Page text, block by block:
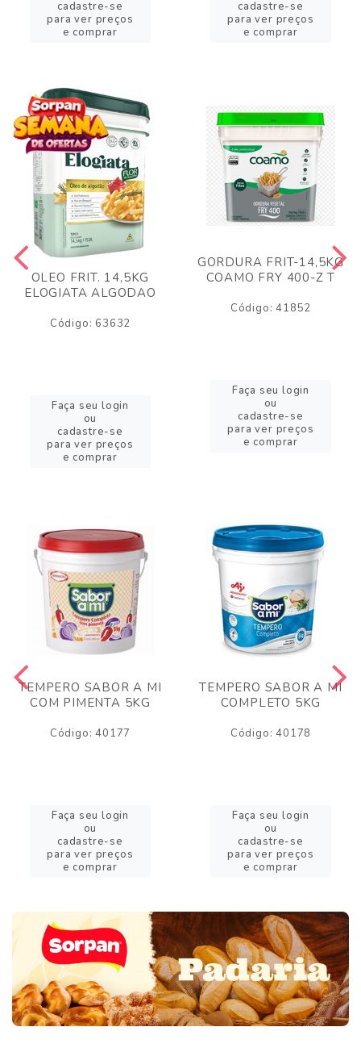
cadastre-se
para ver preços
e comprar
cadastre-se
para ver preços
e comprar
OLEO FRIT. 14,5KG
ELOGIATA ALGODAO
Código: 63632
Faça seu login
ou
cadastre-se
para ver preços
e comprar
GORDURA FRIT-14,5KG
COAMO FRY 400-Z T
Código: 41852
Faça seu login
ou
cadastre-se
para ver preços
e comprar
TEMPERO SABOR A MI
COM PIMENTA 5KG
Código: 40177
Faça seu login
ou
cadastre-se
para ver preços
e comprar
TEMPERO SABOR A MI
COMPLETO 5KG
Código: 40178
Faça seu login
ou
cadastre-se
para ver preços
e comprar